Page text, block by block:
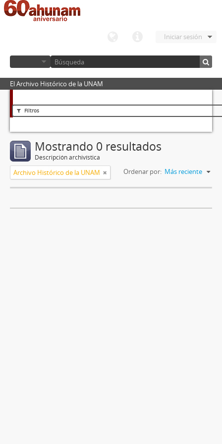
Iniciar sesión
El Archivo Histórico de la UNAM
Filtros
Mostrando 0 resultados
Descripción archivística
Archivo Histórico de la UNAM Ordenar por: Más reciente